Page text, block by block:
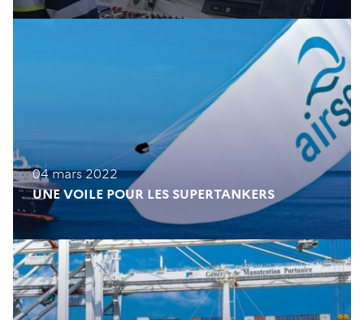
UNE VOILE POUR LES SUPERTANKERS
04 mars 2022